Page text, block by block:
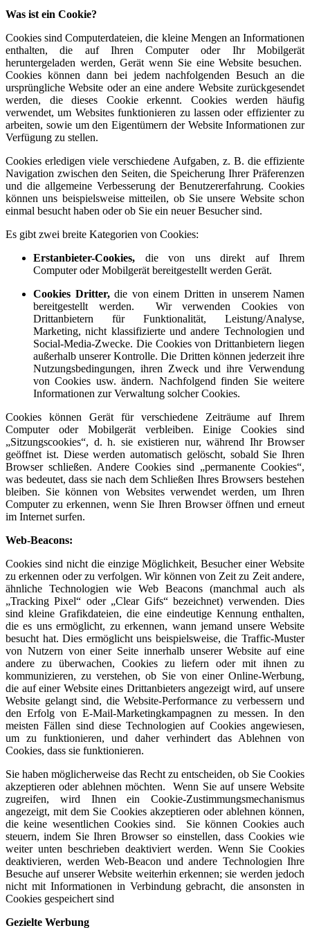
Was ist ein Cookie?
Cookies sind Computerdateien, die kleine Mengen an Informationen
enthalten, die auf Ihren Computer oder Ihr Mobilgerät
heruntergeladen werden, Gerät wenn Sie eine Website besuchen.
Cookies können dann bei jedem nachfolgenden Besuch an die
ursprüngliche Website oder an eine andere Website zurückgesendet
werden, die dieses Cookie erkennt. Cookies werden häufig
verwendet, um Websites funktionieren zu lassen oder effizienter zu
arbeiten, sowie um den Eigentümern der Website Informationen zur
Verfügung zu stellen.
Cookies erledigen viele verschiedene Aufgaben, z. B. die effiziente
Navigation zwischen den Seiten, die Speicherung Ihrer Präferenzen
und die allgemeine Verbesserung der Benutzererfahrung. Cookies
können uns beispielsweise mitteilen, ob Sie unsere Website schon
einmal besucht haben oder ob Sie ein neuer Besucher sind.
Es gibt zwei breite Kategorien von Cookies:
Erstanbieter-Cookies, die von uns direkt auf Ihrem
Computer oder Mobilgerät bereitgestellt werden Gerät.
Cookies Dritter, die von einem Dritten in unserem Namen
bereitgestellt werden. Wir verwenden Cookies von
Drittanbietern für Funktionalität, Leistung/Analyse,
Marketing, nicht klassifizierte und andere Technologien und
Social-Media-Zwecke. Die Cookies von Drittanbietern liegen
außerhalb unserer Kontrolle. Die Dritten können jederzeit ihre
Nutzungsbedingungen, ihren Zweck und ihre Verwendung
von Cookies usw. ändern. Nachfolgend finden Sie weitere
Informationen zur Verwaltung solcher Cookies.
Cookies können Gerät für verschiedene Zeiträume auf Ihrem
Computer oder Mobilgerät verbleiben. Einige Cookies sind
„Sitzungscookies“, d. h. sie existieren nur, während Ihr Browser
geöffnet ist. Diese werden automatisch gelöscht, sobald Sie Ihren
Browser schließen. Andere Cookies sind „permanente Cookies“,
was bedeutet, dass sie nach dem Schließen Ihres Browsers bestehen
bleiben. Sie können von Websites verwendet werden, um Ihren
Computer zu erkennen, wenn Sie Ihren Browser öffnen und erneut
im Internet surfen.
Web-Beacons:
Cookies sind nicht die einzige Möglichkeit, Besucher einer Website
zu erkennen oder zu verfolgen. Wir können von Zeit zu Zeit andere,
ähnliche Technologien wie Web Beacons (manchmal auch als
„Tracking Pixel“ oder „Clear Gifs“ bezeichnet) verwenden. Dies
sind kleine Grafikdateien, die eine eindeutige Kennung enthalten,
die es uns ermöglicht, zu erkennen, wann jemand unsere Website
besucht hat. Dies ermöglicht uns beispielsweise, die Traffic-Muster
von Nutzern von einer Seite innerhalb unserer Website auf eine
andere zu überwachen, Cookies zu liefern oder mit ihnen zu
kommunizieren, zu verstehen, ob Sie von einer Online-Werbung,
die auf einer Website eines Drittanbieters angezeigt wird, auf unsere
Website gelangt sind, die Website-Performance zu verbessern und
den Erfolg von E-Mail-Marketingkampagnen zu messen. In den
meisten Fällen sind diese Technologien auf Cookies angewiesen,
um zu funktionieren, und daher verhindert das Ablehnen von
Cookies, dass sie funktionieren.
Sie haben möglicherweise das Recht zu entscheiden, ob Sie Cookies
akzeptieren oder ablehnen möchten. Wenn Sie auf unsere Website
zugreifen, wird Ihnen ein Cookie-Zustimmungsmechanismus
angezeigt, mit dem Sie Cookies akzeptieren oder ablehnen können,
die keine wesentlichen Cookies sind. Sie können Cookies auch
steuern, indem Sie Ihren Browser so einstellen, dass Cookies wie
weiter unten beschrieben deaktiviert werden. Wenn Sie Cookies
deaktivieren, werden Web-Beacon und andere Technologien Ihre
Besuche auf unserer Website weiterhin erkennen; sie werden jedoch
nicht mit Informationen in Verbindung gebracht, die ansonsten in
Cookies gespeichert sind
Gezielte Werbung